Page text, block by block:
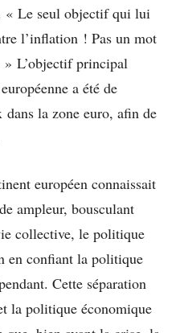
« Le seul objectif qui lui
l’inflation ! Pas un mot
» L’objectif principal
a été de
la zone euro, afin de
européen connaissait
ampleur, bousculant
collective, le politique
en confiant la politique
Cette séparation
la politique économique